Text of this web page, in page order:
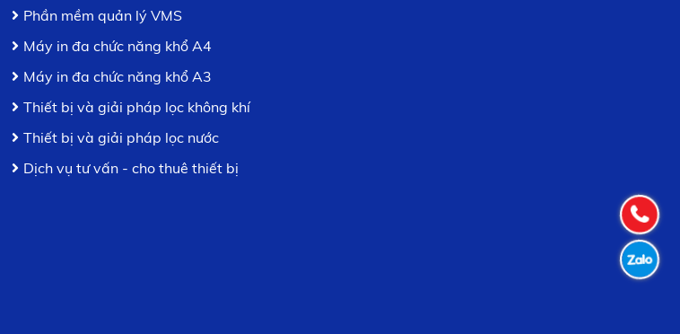
Phần mềm quản lý VMS
Máy in đa chức năng khổ A4
Máy in đa chức năng khổ A3
Thiết bị và giải pháp lọc không khí
Thiết bị và giải pháp lọc nước
Dịch vụ tư vấn - cho thuê thiết bị